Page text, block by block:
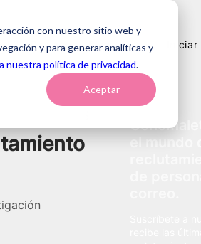
con nuestro sitio web y
y para generar analíticas y
nuestra política de privacidad.
Aceptar
Recursos Blog
el mundo